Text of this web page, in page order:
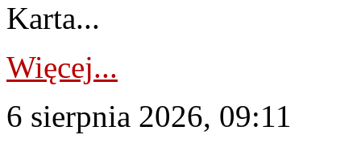
Karta...
Więcej...
6 sierpnia 2026, 09:11